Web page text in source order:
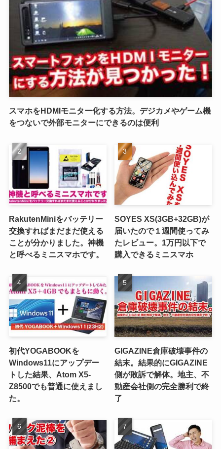
スマホをHDMIモニター化する方法。デジカメやゲーム機
をつないで外部モニターにできるのは便利
RakutenMiniをバッテリー
交換すればまだまだ使える
ことが分かりました。神機
と呼べるミニスマホです。
SOYES XS(3GB+32GB)が
届いたので１週間使ってみ
たレビュー。1万円以下で
購入できるミニスマホ
初代YOGABOOKを
Windows11にアップデー
トした結果、Atom X5-
Z8500でも普通に使えまし
た。
GIGAZINE倉庫破壊事件の
結末。結果的にGIGAZINE
側が敗訴で解体。地主、不
動産会社側の完全勝利で終
了